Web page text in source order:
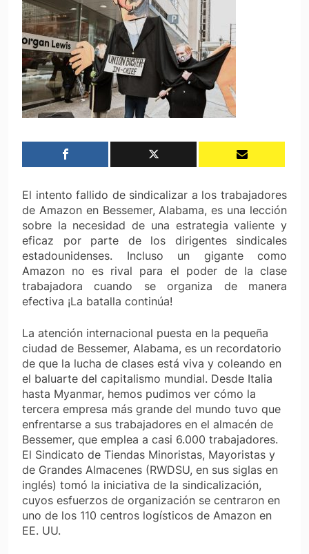
El intento fallido de sindicalizar a los trabajadores
de Amazon en Bessemer, Alabama, es una lección
sobre la necesidad de una estrategia valiente y
eficaz por parte de los dirigentes sindicales
estadounidenses. Incluso un gigante como
Amazon no es rival para el poder de la clase
trabajadora cuando se organiza de manera
efectiva ¡La batalla continúa!
La atención internacional puesta en la pequeña
ciudad de Bessemer, Alabama, es un recordatorio
de que la lucha de clases está viva y coleando en
el baluarte del capitalismo mundial. Desde Italia
hasta Myanmar, hemos pudimos ver cómo la
tercera empresa más grande del mundo tuvo que
enfrentarse a sus trabajadores en el almacén de
Bessemer, que emplea a casi 6.000 trabajadores.
El Sindicato de Tiendas Minoristas, Mayoristas y
de Grandes Almacenes (RWDSU, en sus siglas en
inglés) tomó la iniciativa de la sindicalización,
cuyos esfuerzos de organización se centraron en
uno de los 110 centros logísticos de Amazon en
EE. UU.